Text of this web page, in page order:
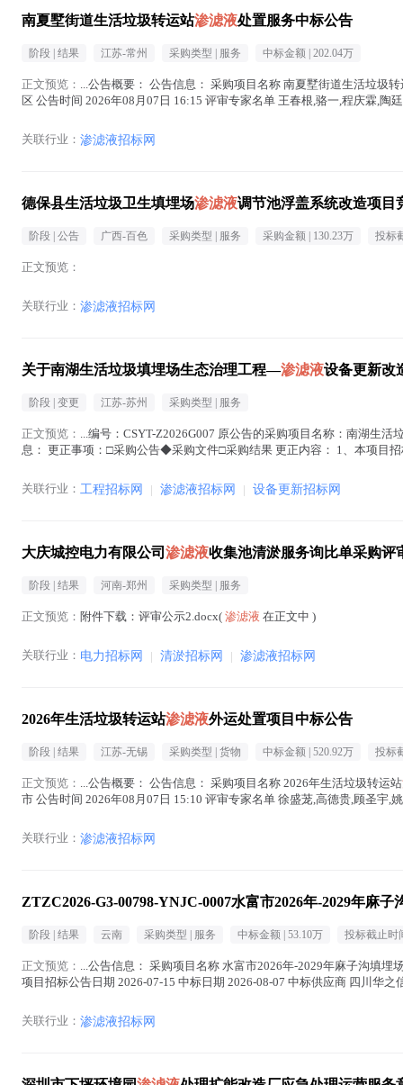
南夏墅街道生活垃圾转运站渗滤液处置服务中标公告
阶段 | 结果 江苏-常州 采购类型 | 服务 中标金额 | 202.04万
正文预览： ...公告概要： 公告信息： 采购项目名称 南夏墅街道生活垃圾转
区 公告时间 2026年08月07日 16:15 评审专家名单 王春根,骆一,程庆霖,
关联行业： 渗滤液招标网
德保县生活垃圾卫生填埋场渗滤液调节池浮盖系统改造项目
阶段 | 公告 广西-百色 采购类型 | 服务 采购金额 | 130.23万 投标
正文预览：
关联行业： 渗滤液招标网
关于南湖生活垃圾填埋场生态治理工程—渗滤液设备更新改
阶段 | 变更 江苏-苏州 采购类型 | 服务
正文预览： ...编号：CSYT-Z2026G007 原公告的采购项目名称：南湖生
息： 更正事项：□采购公告◆采购文件□采购结果 更正内容： 1、本项目
关联行业： 工程招标网 | 渗滤液招标网 | 设备更新招标网
大庆城控电力有限公司 渗滤液收集池清淤服务询比单采购评
阶段 | 结果 河南-郑州 采购类型 | 服务
正文预览： 附件下载：评审公示2.docx( 渗滤液 在正文中 )
关联行业： 电力招标网 | 清淤招标网 | 渗滤液招标网
2026年生活垃圾转运站渗滤液外运处置项目中标公告
阶段 | 结果 江苏-无锡 采购类型 | 货物 中标金额 | 520.92万 投标
正文预览： ...公告概要： 公告信息： 采购项目名称 2026年生活垃圾转运站
市 公告时间 2026年08月07日 15:10 评审专家名单 徐盛茏,高德贵,顾圣宇
关联行业： 渗滤液招标网
ZTZC2026-G3-00798-YNJC-0007水富市2026年-2029年麻子
阶段 | 结果 云南 采购类型 | 服务 中标金额 | 53.10万 投标截止时
正文预览： ...公告信息： 采购项目名称 水富市2026年-2029年麻子沟填埋
项目招标公告日期 2026-07-15 中标日期 2026-08-07 中标供应商 四川华
关联行业： 渗滤液招标网